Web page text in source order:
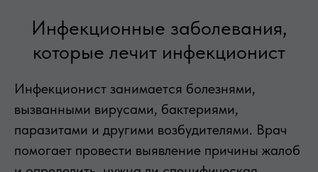
Инфекционные заболевания,
которые лечит инфекционист
Инфекционист занимается болезнями,
вызванными вирусами, бактериями,
паразитами и другими возбудителями. Врач
помогает провести выявление причины жалоб